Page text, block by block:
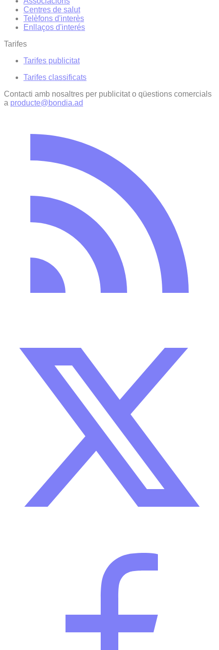
Centres de salut
Telèfons d'interès
Enllaços d'interés
Tarifes
Tarifes publicitat
Tarifes classificats
Contacti amb nosaltres per publicitat o qüestions comercials
a producte@bondia.ad